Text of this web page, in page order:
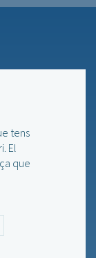
tens
El
que